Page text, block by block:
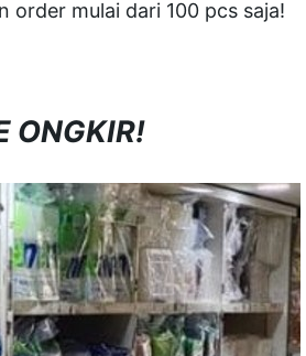
order mulai dari 100 pcs saja!
ONGKIR!